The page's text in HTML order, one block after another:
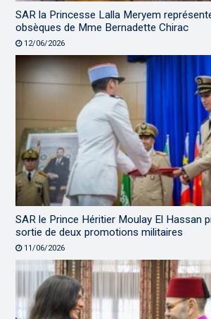
SAR la Princesse Lalla Meryem
obsèques de Mme Bernadette Chirac
12/06/2026
SAR le Prince Héritier Moulay El Hassan
sortie de deux promotions militaires
11/06/2026